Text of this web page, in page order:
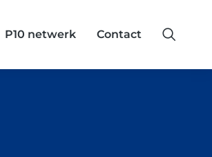
P10 netwerk Contact